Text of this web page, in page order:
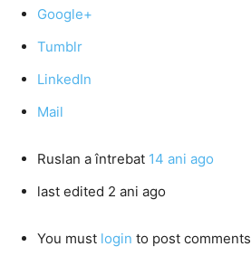
Google+
Tumblr
LinkedIn
Mail
Ruslan a întrebat 14 ani ago
last edited 2 ani ago
You must login to post comments